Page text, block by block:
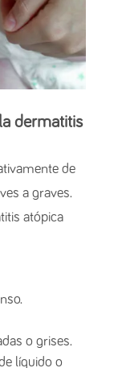
dermatitis
de
a graves.
atópica
o grises.
líquido o